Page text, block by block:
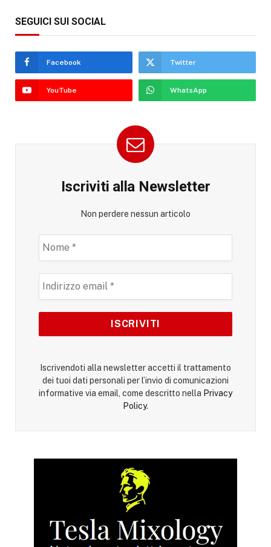
SEGUICI SUI SOCIAL
Facebook Twitter
YouTube WhatsApp
Iscriviti alla Newsletter
Non perdere nessun articolo
Iscrivendoti alla newsletter accetti il trattamento
dei tuoi dati personali per l’invio di comunicazioni
informative via email, come descritto nella Privacy
Policy.